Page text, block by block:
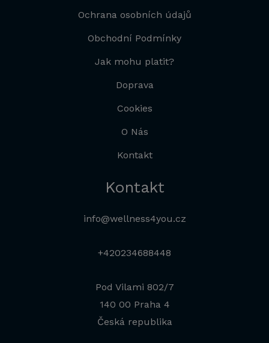
Ochrana osobních údajů
Obchodní Podmínky
Jak mohu platit?
Doprava
Cookies
O Nás
Kontakt
Kontakt
info@wellness4you.cz
+420234688448
Pod Vilami 802/7
140 00 Praha 4
Česká republika